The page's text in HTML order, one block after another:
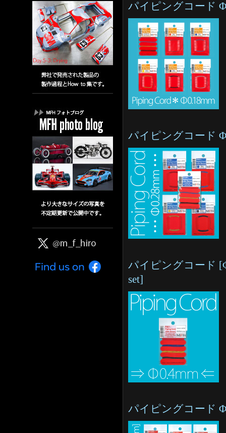
パイピングコード
パイピングコード
パイピングコード
set]
パイピングコード